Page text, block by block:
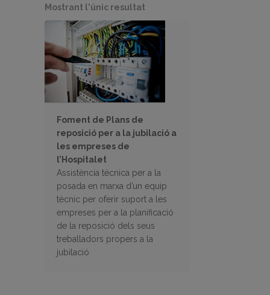
Mostrant l'únic resultat
Foment de Plans de
reposició per a la jubilació a
les empreses de
l’Hospitalet
Assistència tècnica per a la
posada en marxa d’un equip
tècnic per oferir suport a les
empreses per a la planificació
de la reposició dels seus
treballadors propers a la
jubilació